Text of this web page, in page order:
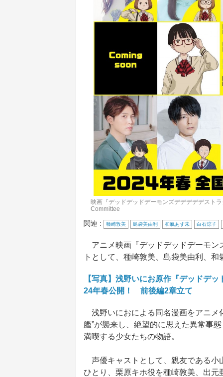
映画『デッドデッドデーモンズデデデデデスト
Committee
関連 : 種崎敦美 島袋美由利 和氣あず未 白石涼子
アニメ映画『デッドデッドデーモン
トとして、種崎敦美、島袋美由利、
【写真】浅野いにお原作『デッドデ
24年春公開！ 前後編2章立て
浅野いにおによる同名漫画をアニメ
艦”が襲来し、絶望的に思えた異常事
満喫する少女たちの物語。
声優キャストとして、親友である小
ひとり、栗原キホ役を種崎敦美、出